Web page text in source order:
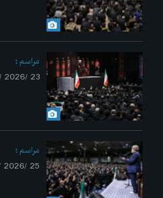
مراسم
23 /Jun/ 2026
مراسم
25 /Jun/ 2026